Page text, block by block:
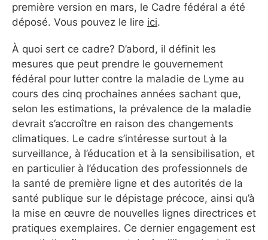
première version en mars, le Cadre fédéral a été
déposé. Vous pouvez le lire ici.
À quoi sert ce cadre? D’abord, il définit les
mesures que peut prendre le gouvernement
fédéral pour lutter contre la maladie de Lyme au
cours des cinq prochaines années sachant que,
selon les estimations, la prévalence de la maladie
devrait s’accroître en raison des changements
climatiques. Le cadre s’intéresse surtout à la
surveillance, à l’éducation et à la sensibilisation, et
en particulier à l’éducation des professionnels de
la santé de première ligne et des autorités de la
santé publique sur le dépistage précoce, ainsi qu’à
la mise en œuvre de nouvelles lignes directrices et
pratiques exemplaires. Ce dernier engagement est